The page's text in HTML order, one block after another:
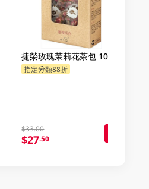
捷榮玫瑰茉莉花茶包 10PC
指定分類88折
$33.00
$27.50